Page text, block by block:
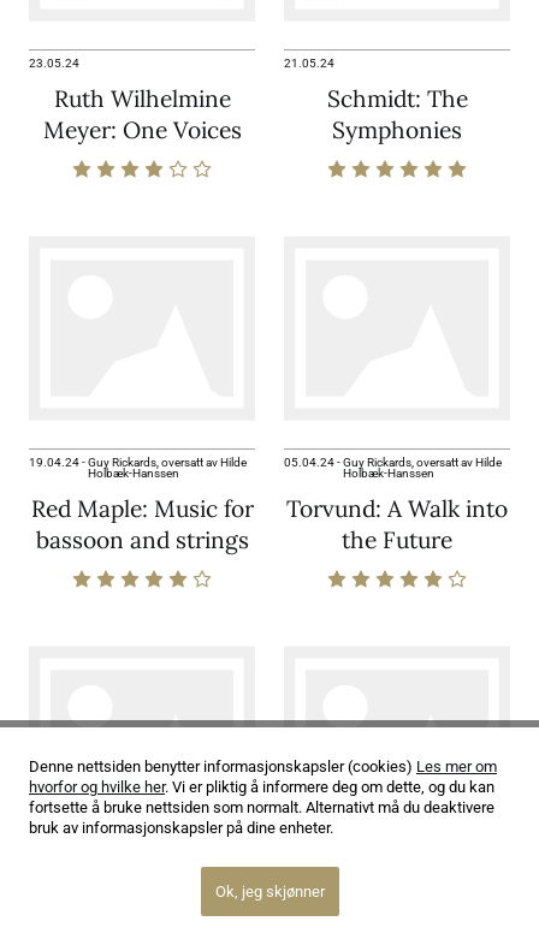
23.05.24
Ruth Wilhelmine
Meyer: One Voices
21.05.24
Schmidt: The
Symphonies
19.04.24-Guy Rickards, oversatt av Hilde
Holbæk-Hanssen
Red Maple: Music for
bassoon and strings
05.04.24-Guy Rickards, oversatt av Hilde
Holbæk-Hanssen
Torvund: A Walk into
the Future
Martin Anderson, oversatt fra
Grieg: Bergliot /
-
Borgstrøm: Der
Denne nettsiden benytter informasjonskapsler (cookies) Les mer om
hvorfor og hvilke her. Vi er pliktig å informere deg om dette, og du kan
fortsette å bruke nettsiden som normalt. Alternativt må du deaktivere
bruk av informasjonskapsler på dine enheter.
Ok, jeg skjønner